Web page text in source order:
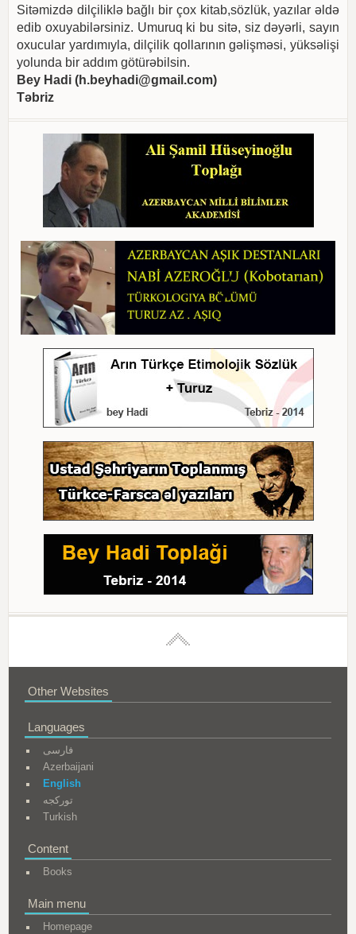
Sitəmizdə dilçiliklə bağlı bir çox kitab,sözlük, yazılar əldə
edib oxuyabilərsiniz. Umuruq ki bu sitə, siz dəyərli, sayın
oxucular yardımıyla, dilçilik qollarının gəlişməsi, yüksəlişi
yolunda bir addım götürəbilsin.
Bey Hadi (h.beyhadi@gmail.com)
Təbriz
Other Websites
Languages
فارسی
Azerbaijani
English
تورکجه
Turkish
Content
Books
Main menu
Homepage